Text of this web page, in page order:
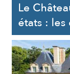
Le
états : les